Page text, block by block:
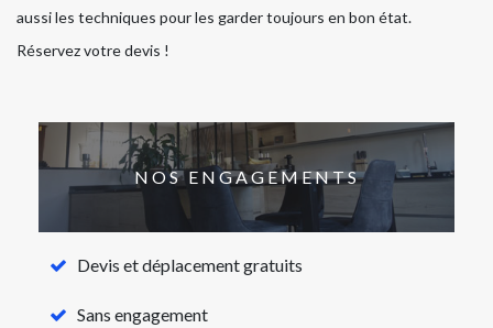
aussi les techniques pour les garder toujours en bon état.
Réservez votre devis !
NOS ENGAGEMENTS
Devis et déplacement gratuits
Sans engagement